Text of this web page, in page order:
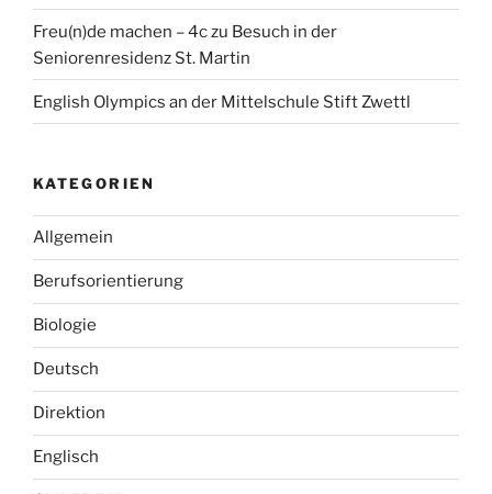
Freu(n)de machen – 4c zu Besuch in der
Seniorenresidenz St. Martin
English Olympics an der Mittelschule Stift Zwettl
KATEGORIEN
Allgemein
Berufsorientierung
Biologie
Deutsch
Direktion
Englisch